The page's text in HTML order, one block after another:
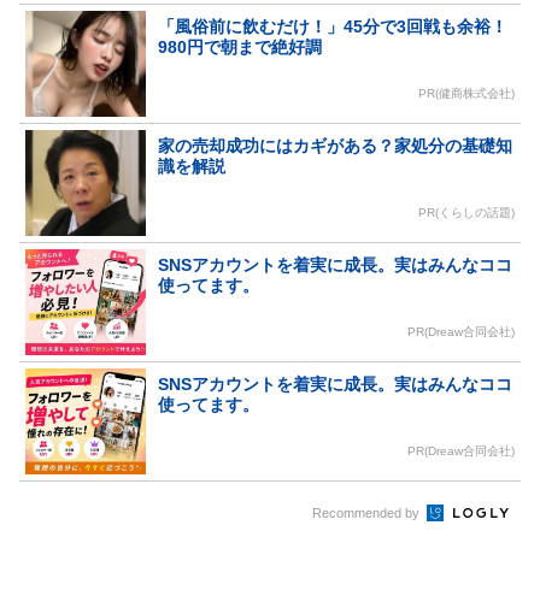
「風俗前に飲むだけ！」45分で3回戦も余裕！
980円で朝まで絶好調
PR(健商株式会社)
家の売却成功にはカギがある？家処分の基礎知
識を解説
PR(くらしの話題)
SNSアカウントを着実に成長。実はみんなココ
使ってます。
PR(Dreaw合同会社)
SNSアカウントを着実に成長。実はみんなココ
使ってます。
PR(Dreaw合同会社)
Recommended by